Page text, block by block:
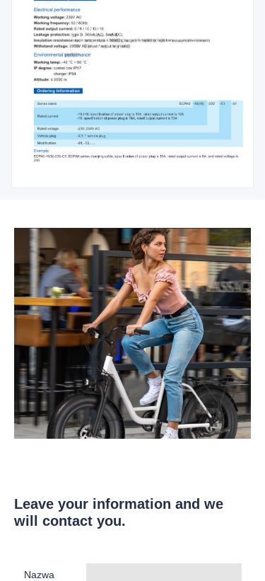
Leave your information and we
will contact you.
Nazwa